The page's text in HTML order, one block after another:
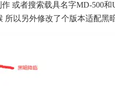
或者搜索载具名字MD-500和
所以另外修改了个版本适配黑